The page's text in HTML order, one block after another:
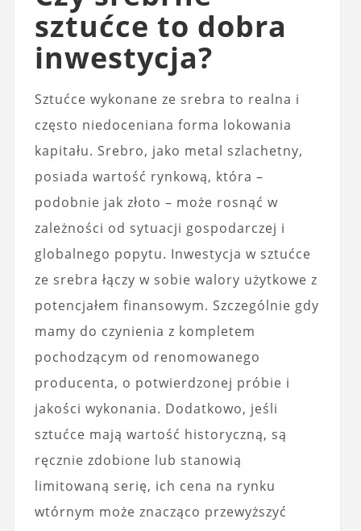
sztućce to dobra
inwestycja?
Sztućce wykonane ze srebra to realna i
często niedoceniana forma lokowania
kapitału. Srebro, jako metal szlachetny,
posiada wartość rynkową, która –
podobnie jak złoto – może rosnąć w
zależności od sytuacji gospodarczej i
globalnego popytu. Inwestycja w sztućce
ze srebra łączy w sobie walory użytkowe z
potencjałem finansowym. Szczególnie gdy
mamy do czynienia z kompletem
pochodzącym od renomowanego
producenta, o potwierdzonej próbie i
jakości wykonania. Dodatkowo, jeśli
sztućce mają wartość historyczną, są
ręcznie zdobione lub stanowią
limitowaną serię, ich cena na rynku
wtórnym może znacząco przewyższyć